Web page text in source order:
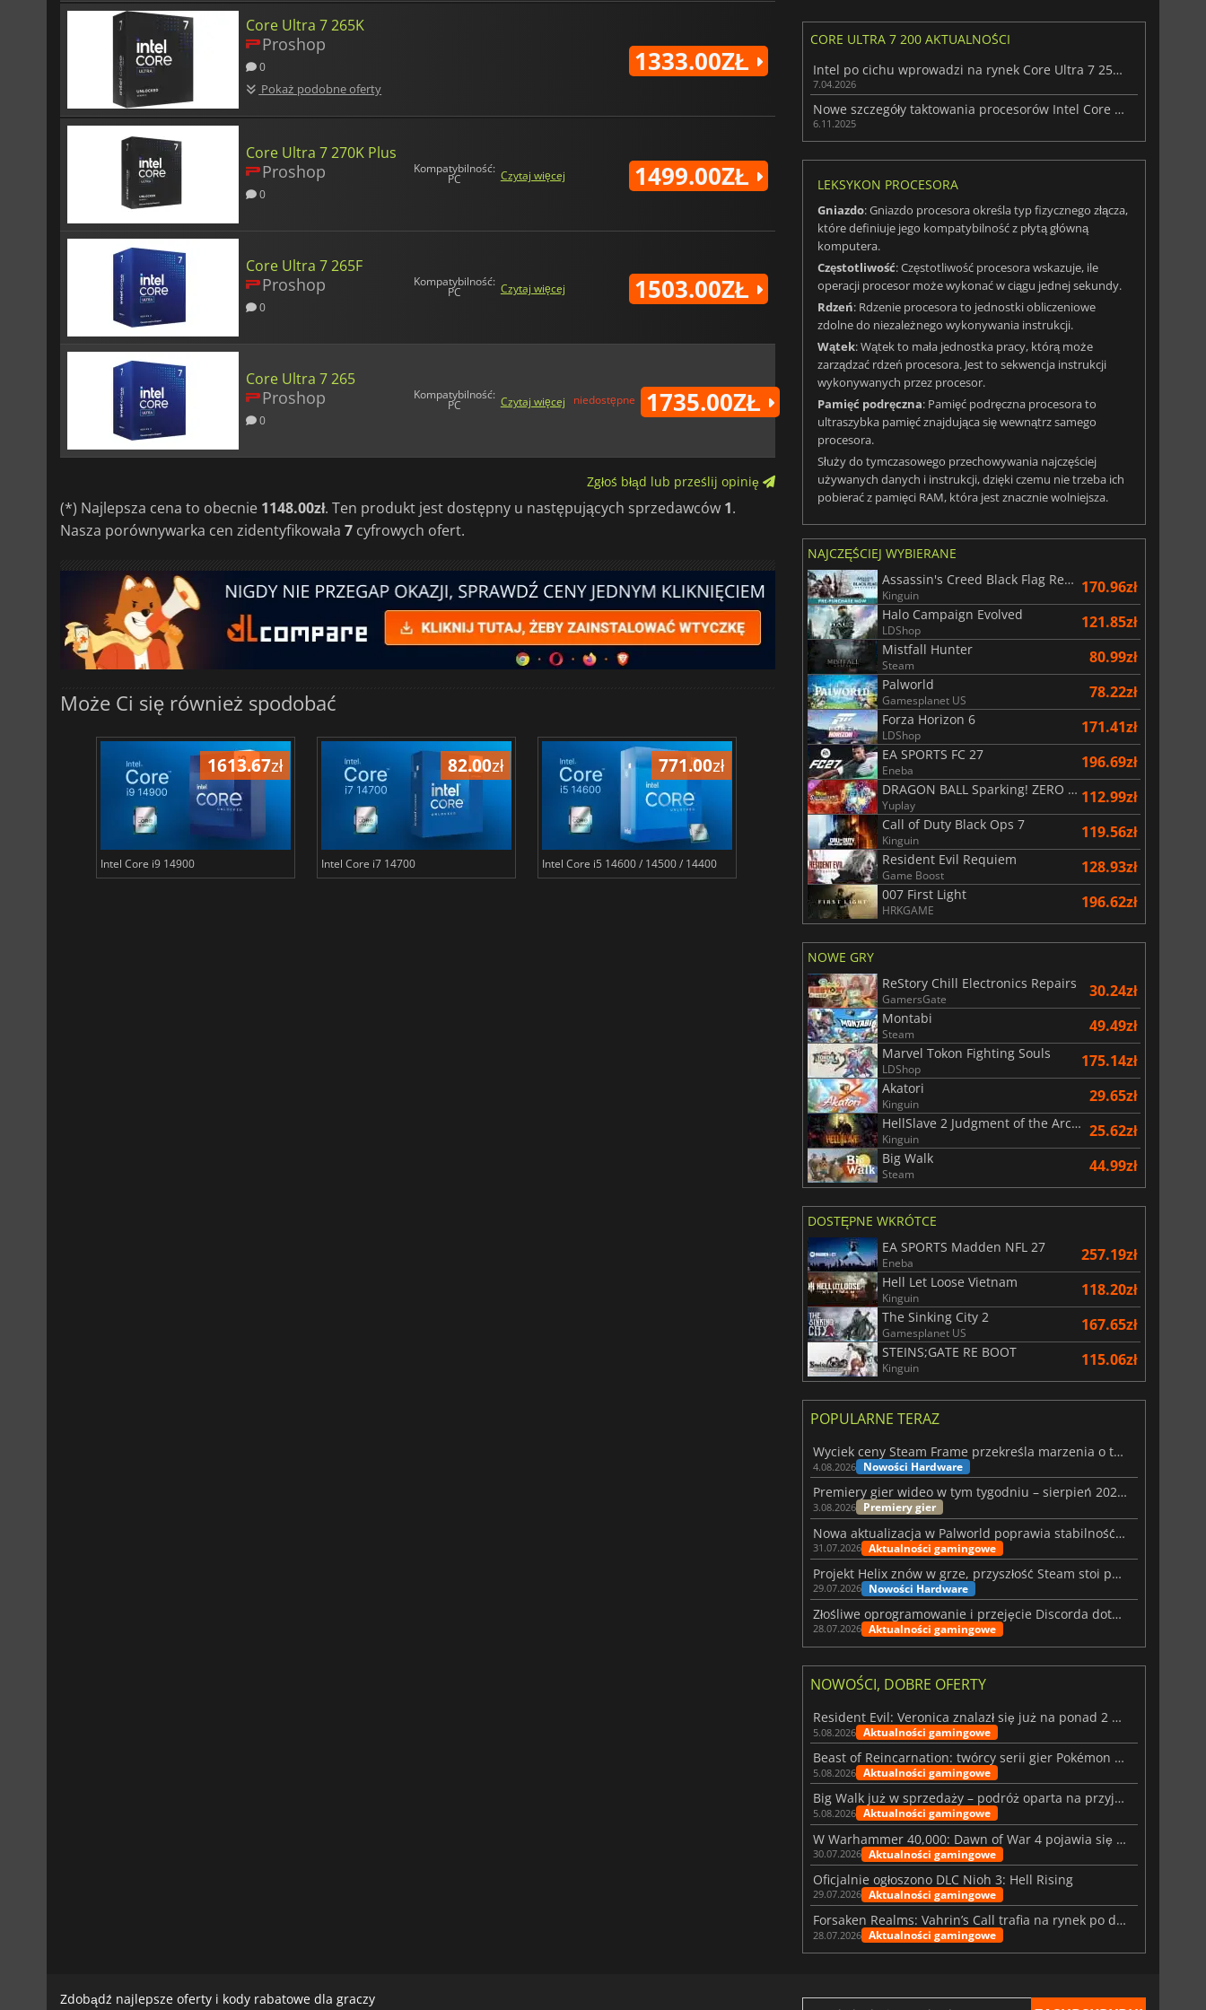
Core Ultra 7 265K
Proshop
0
Pokaż podobne oferty
1333.00ZŁ
Core Ultra 7 270K Plus
Proshop
0
Kompatybilność:
PC Czytaj więcej 1499.00ZŁ
Core Ultra 7 265F
Proshop
0
Kompatybilność:
PC Czytaj więcej 1503.00ZŁ
Core Ultra 7 265
Proshop
0
Kompatybilność:
PC Czytaj więcej niedostępne 1735.00ZŁ
Zgłoś błąd lub prześlij opinię
(*) Najlepsza cena to obecnie 1148.00zł. Ten produkt jest dostępny u następujących sprzedawców 1.
Nasza porównywarka cen zidentyfikowała 7 cyfrowych ofert.
Może Ci się również spodobać
1613.67zł
Intel Core i9 14900
82.00zł
Intel Core i7 14700
771.00zł
Intel Core i5 14600 / 14500 / 14400
1722.00zł
Intel Core i9 13900
1407.00
Intel Core i7 13700
CORE ULTRA 7 200 AKTUALNOŚCI
Intel po cichu wprowadzi na rynek Core Ultra 7 251HX z serii Arrow Lake HX
7.04.2026
Nowe szczegóły taktowania procesorów Intel Core Ultra 300 ujawnione
6.11.2025
LEKSYKON PROCESORA
Gniazdo: Gniazdo procesora określa typ fizycznego złącza,
które definiuje jego kompatybilność z płytą główną
komputera.
Częstotliwość: Częstotliwość procesora wskazuje, ile
operacji procesor może wykonać w ciągu jednej sekundy.
Rdzeń: Rdzenie procesora to jednostki obliczeniowe
zdolne do niezależnego wykonywania instrukcji.
Wątek: Wątek to mała jednostka pracy, którą może
zarządzać rdzeń procesora. Jest to sekwencja instrukcji
wykonywanych przez procesor.
Pamięć podręczna: Pamięć podręczna procesora to
ultraszybka pamięć znajdująca się wewnątrz samego
procesora.
Służy do tymczasowego przechowywania najczęściej
używanych danych i instrukcji, dzięki czemu nie trzeba ich
pobierać z pamięci RAM, która jest znacznie wolniejsza.
NAJCZĘŚCIEJ WYBIERANE
Assassin's Creed Black Flag Resynced
Kinguin 170.96zł
Halo Campaign Evolved
LDShop 121.85zł
Mistfall Hunter
Steam 80.99zł
Palworld
Gamesplanet US 78.22zł
Forza Horizon 6
LDShop 171.41zł
EA SPORTS FC 27
Eneba 196.69zł
DRAGON BALL Sparking! ZERO Super Limit Breaking NEO
Yuplay 112.99zł
Call of Duty Black Ops 7
Kinguin 119.56zł
Resident Evil Requiem
Game Boost 128.93zł
007 First Light
HRKGAME 196.62zł
NOWE GRY
ReStory Chill Electronics Repairs
GamersGate 30.24zł
Montabi
Steam 49.49zł
Marvel Tokon Fighting Souls
LDShop 175.14zł
Akatori
Kinguin 29.65zł
HellSlave 2 Judgment of the Archon
Kinguin 25.62zł
Big Walk
Steam 44.99zł
DOSTĘPNE WKRÓTCE
EA SPORTS Madden NFL 27
Eneba 257.19zł
Hell Let Loose Vietnam
Kinguin 118.20zł
The Sinking City 2
Gamesplanet US 167.65zł
STEINS;GATE RE BOOT
Kinguin 115.06zł
POPULARNE TERAZ
Wyciek ceny Steam Frame przekreśla marzenia o tanim zestawie VR
4.08.2026 Nowości Hardware
Premiery gier wideo w tym tygodniu – sierpień 2026 r. (32. tydzień)
3.08.2026 Premiery gier
Nowa aktualizacja w Palworld poprawia stabilność Sunreach i walk z bossami
31.07.2026 Aktualności gamingowe
Projekt Helix znów w grze, przyszłość Steam stoi pod znakiem zapytania
29.07.2026 Nowości Hardware
Złośliwe oprogramowanie i przejęcie Discorda dotknęły Meccha Chameleon
28.07.2026 Aktualności gamingowe
NOWOŚCI, DOBRE OFERTY
Resident Evil: Veronica znalazł się już na ponad 2 milionach list życzeń
5.08.2026 Aktualności gamingowe
Beast of Reincarnation: twórcy serii gier Pokémon wkraczają na nową ścieżkę
5.08.2026 Aktualności gamingowe
Big Walk już w sprzedaży – podróż oparta na przyjaźni
5.08.2026 Aktualności gamingowe
W Warhammer 40,000: Dawn of War 4 pojawia się frakcja Nekronów
30.07.2026 Aktualności gamingowe
Oficjalnie ogłoszono DLC Nioh 3: Hell Rising
29.07.2026 Aktualności gamingowe
Forsaken Realms: Vahrin’s Call trafia na rynek po dziesięciu latach prac
28.07.2026 Aktualności gamingowe
Zdobądź najlepsze oferty i kody rabatowe dla graczy